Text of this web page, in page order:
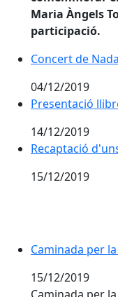
Maria Àngels
participació.
Concert de
04/12/2019
Presentació
14/12/2019
Recaptació
Recaptació
15/12/2019
Caminada per
Caminada per
15/12/2019